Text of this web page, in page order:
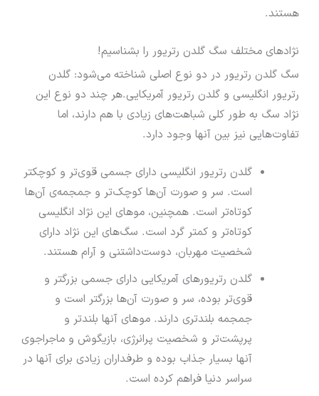
هستند.
نژادهای مختلف سگ گلدن رتریور را بشناسیم!
سگ گلدن رتریور در دو نوع اصلی شناخته می‌شود: گلدن
رتریور انگلیسی و گلدن رتریور آمریکایی.هر چند دو نوع این
نژاد سگ به طور کلی شباهت‌های زیادی با هم دارند، اما
تفاوت‌هایی نیز بین آنها وجود دارد.
گلدن رتریور انگلیسی دارای جسمی قوی‌تر و کوچکتر
است. سر و صورت آن‌ها کوچک‌تر و جمجمه‌ی آن‌ها
کوتاه‌تر است. همچنین، موهای این نژاد انگلیسی
کوتاه‌تر و کمتر گرد است. سگ‌های این نژاد دارای
شخصیت مهربان، دوست‌داشتنی و آرام هستند.
گلدن رتریورهای آمریکایی دارای جسمی بزرگتر و
قوی‌تر بوده، سر و صورت آن‌ها بزرگتر است و
جمجمه‌ بلندتری دارند. موهای آنها بلندتر و
پرپشت‌تر و شخصیت پرانرژی، بازیگوش و ماجراجوی
آنها بسیار جذاب بوده و طرفداران زیادی برای آنها در
سراسر دنیا فراهم کرده است.